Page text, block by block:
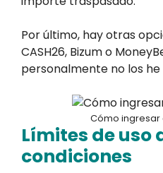
Por último, hay otras
CASH26, Bizum o
personalmente no los he
Cómo ingresar
Límites de uso
condiciones